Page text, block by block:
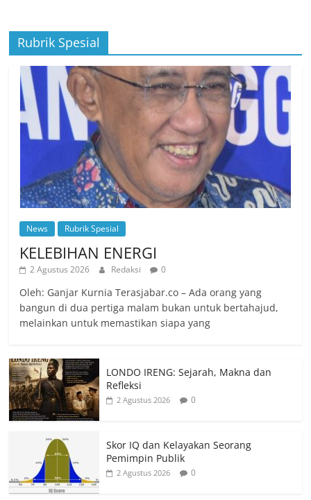
Rubrik Spesial
News Rubrik Spesial
KELEBIHAN ENERGI
2 Agustus 2026 Redaksi 0
Oleh: Ganjar Kurnia Terasjabar.co – Ada orang yang
bangun di dua pertiga malam bukan untuk bertahajud,
melainkan untuk memastikan siapa yang
LONDO IRENG: Sejarah, Makna dan
Refleksi
2 Agustus 2026 0
Skor IQ dan Kelayakan Seorang
Pemimpin Publik
2 Agustus 2026 0